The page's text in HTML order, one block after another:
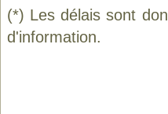
(*) Les délais sont
d'information.